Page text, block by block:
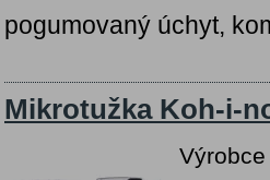
pogumovaný úchyt,
Mikrotužka Koh-i-